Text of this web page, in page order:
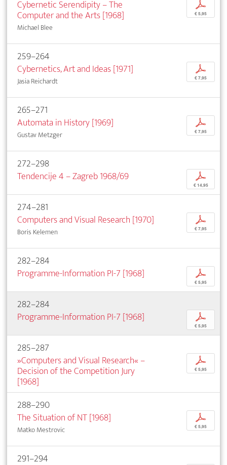
Cybernetic Serendipity – The
Computer and the Arts [1968]
Michael Blee
p
€ 5,95
259–264
Cybernetics, Art and Ideas [1971]
Jasia Reichardt
p
€ 7,95
265–271
Automata in History [1969]
Gustav Metzger
p
€ 7,95
272–298
Tendencije 4 – Zagreb 1968/69
p
€ 14,95
274–281
Computers and Visual Research [1970]
Boris Kelemen
p
€ 7,95
282–284
Programme-Information PI-7 [1968]
p
€ 5,95
282–284
Programme-Information PI-7 [1968]
p
€ 5,95
285–287
»Computers and Visual Research« –
Decision of the Competition Jury
[1968]
p
€ 5,95
288–290
The Situation of NT [1968]
Matko Mestrovic
p
€ 5,95
291–294